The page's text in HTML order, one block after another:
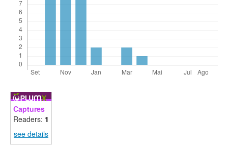
Captures
Readers: 1
see details